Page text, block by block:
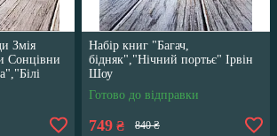
Змія
Сонцівни
Набір книг "Багач,
бідняк","Нічний портьє" Ірвін
Шоу
Готово до відправки
749 ₴ 840 ₴